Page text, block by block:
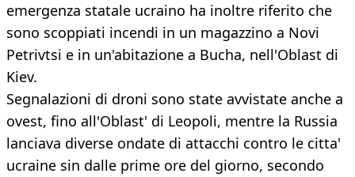
emergenza statale ucraino ha inoltre riferito che
sono scoppiati incendi in un magazzino a Novi
Petrivtsi e in un'abitazione a Bucha, nell'Oblast di
Kiev.
Segnalazioni di droni sono state avvistate anche a
ovest, fino all'Oblast' di Leopoli, mentre la Russia
lanciava diverse ondate di attacchi contro le citta'
ucraine sin dalle prime ore del giorno, secondo